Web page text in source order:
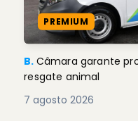
PREMIUM
B. Câmara garante
resgate animal
7 agosto 2026